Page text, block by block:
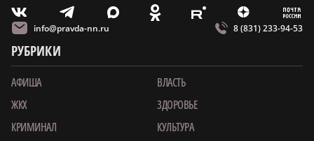
V T X O E Z m
info@pravda-nn.ru 8 (831) 233-94-53
РУБРИКИ
АФИША
ВЛАСТЬ
ЖКХ
ЗДОРОВЬЕ
КРИМИНАЛ
КУЛЬТУРА